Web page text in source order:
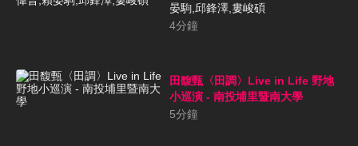
晏駒,邱鋒澤,婁峻碩
4分鐘
田馥甄〈田調〉Live in Life 野地
小巡演 - 南投埔里暨南大學
5分鐘